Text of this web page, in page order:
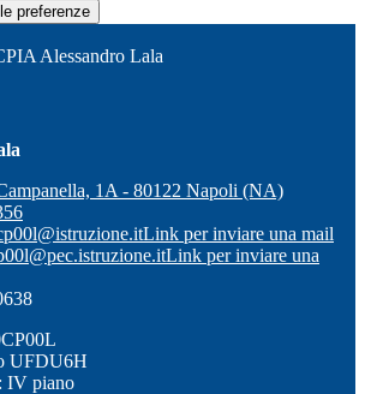
preferenze
Alessandro Lala
1A - 80122 Napoli (NA)
Link per inviare una mail
Link per inviare una
UFDU6H
IV piano